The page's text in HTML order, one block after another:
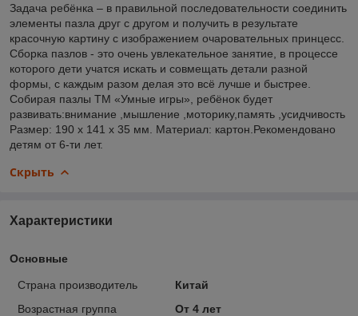
Задача ребёнка – в правильной последовательности соединить
элементы пазла друг с другом и получить в результате
красочную картину с изображением очаровательных принцесс.
Сборка пазлов - это очень увлекательное занятие, в процессе
которого дети учатся искать и совмещать детали разной
формы, с каждым разом делая это всё лучше и быстрее.
Собирая пазлы ТМ «Умные игры», ребёнок будет
развивать:внимание ,мышление ,моторику,память ,усидчивость
Размер: 190 х 141 х 35 мм. Материал: картон.Рекомендовано
детям от 6-ти лет.
Скрыть
Характеристики
Основные
Страна производитель
Китай
Возрастная группа
От 4 лет